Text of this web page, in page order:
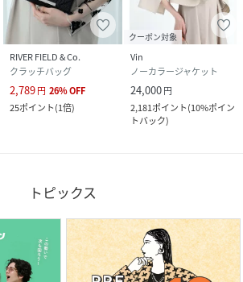
RIVER FIELD & Co.
クラッチバッグ
2,789円 26%OFF
25ポイント(1倍)
クーポン対象
Vin
ノーカラージャケット
24,000円
2,181ポイント(10%ポイン
トバック)
トピックス